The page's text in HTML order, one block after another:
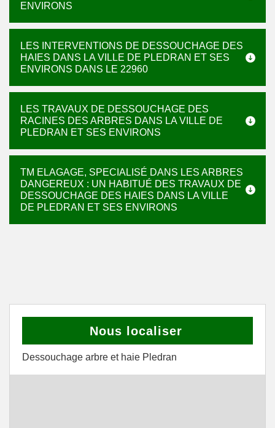
ENVIRONS
LES INTERVENTIONS DE DESSOUCHAGE DES
HAIES DANS LA VILLE DE PLEDRAN ET SES
ENVIRONS DANS LE 22960
LES TRAVAUX DE DESSOUCHAGE DES
RACINES DES ARBRES DANS LA VILLE DE
PLEDRAN ET SES ENVIRONS
TM ELAGAGE, SPECIALISÉ DANS LES ARBRES
DANGEREUX : UN HABITUÉ DES TRAVAUX DE
DESSOUCHAGE DES HAIES DANS LA VILLE
DE PLEDRAN ET SES ENVIRONS
Nous localiser
Dessouchage arbre et haie Pledran